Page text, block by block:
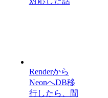
Renderから
NeonへDB移
行したら、間